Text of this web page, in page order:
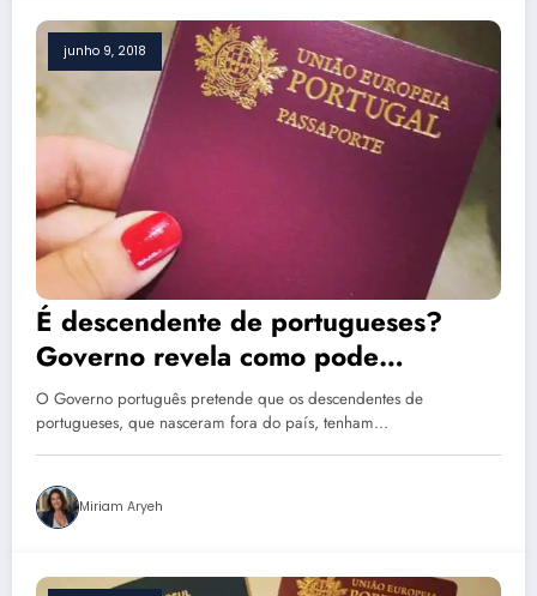
junho 9, 2018
É descendente de portugueses?
Governo revela como pode
conseguir a cidadania portuguesa
O Governo português pretende que os descendentes de
portugueses, que nasceram fora do país, tenham…
Miriam Aryeh